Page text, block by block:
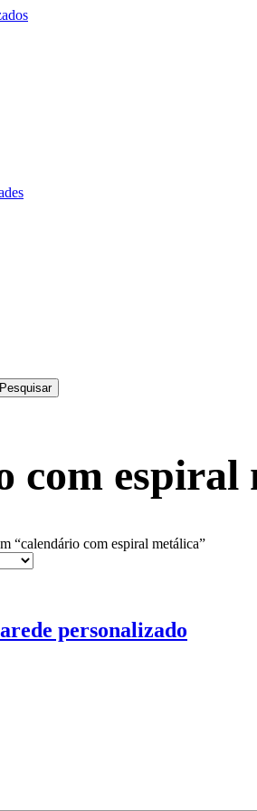
com espiral
“calendário com espiral metálica”
personalizado